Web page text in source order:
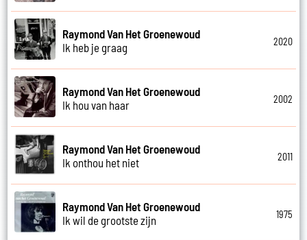
Raymond Van Het Groenewoud
Ik heb je graag
2020
Raymond Van Het Groenewoud
Ik hou van haar
2002
Raymond Van Het Groenewoud
Ik onthou het niet
2011
Raymond Van Het Groenewoud
Ik wil de grootste zijn
1975